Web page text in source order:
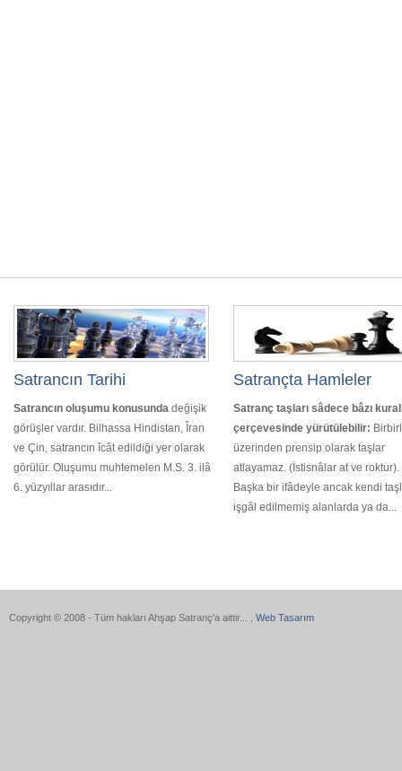
Satrancın Tarihi
Satrancın oluşumu konusunda değişik
görüşler vardır. Bilhassa Hindistan, Îran
ve Çin, satrancın îcât edildiği yer olarak
görülür. Oluşumu muhtemelen M.S. 3. ilâ
6. yüzyıllar arasıdır...
Satrançta Hamleler
Satranç taşları sâdece bâzı
çerçevesinde yürütülebilir:
üzerinden prensip olarak taşlar
atlayamaz. (İstisnâlar at ve roktur).
Başka bir ifâdeyle ancak kendi
işgâl edilmemiş alanlarda ya da...
Copyright © 2008 - Tüm hakları Ahşap Satranç'a aittir... Web Tasarım